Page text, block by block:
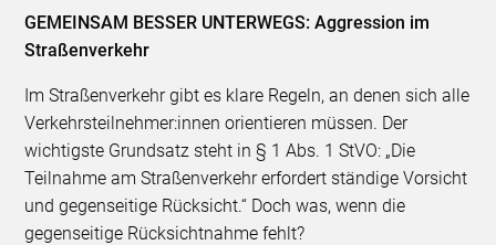
GEMEINSAM BESSER UNTERWEGS: Aggression im
Straßenverkehr
Im Straßenverkehr gibt es klare Regeln, an denen sich alle
Verkehrsteilnehmer:innen orientieren müssen. Der
wichtigste Grundsatz steht in § 1 Abs. 1 StVO: „Die
Teilnahme am Straßenverkehr erfordert ständige Vorsicht
und gegenseitige Rücksicht.“ Doch was, wenn die
gegenseitige Rücksichtnahme fehlt?